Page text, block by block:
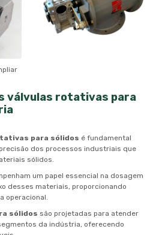
válvulas rotativas para
para sólidos é fundamental
dos processos industriais que
sólidos.
um papel essencial na dosagem
desses materiais, proporcionando
operacional.
sólidos são projetadas para atender
da indústria, oferecendo